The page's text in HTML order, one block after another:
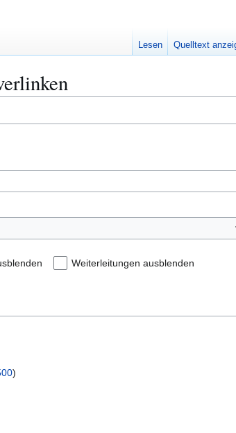
Weiterleitungen ausblenden
)
Lesen Quelltext